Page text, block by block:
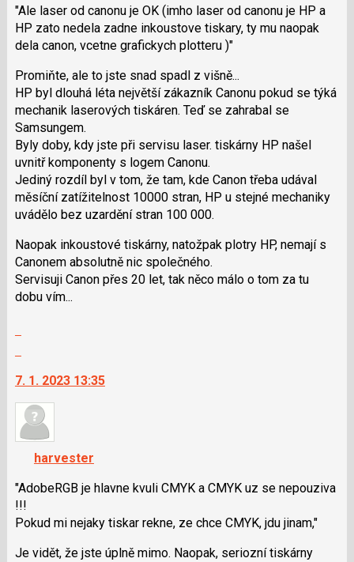
použít
i
klávesy
pro
následující
a
P
pro
předchozí
nový
názor
"Ale laser od canonu je OK (imho laser od canonu je HP a
HP zato nedela zadne inkoustove tiskary, ty mu naopak
dela canon, vcetne grafickych plotteru )"
Promiňte, ale to jste snad spadl z višně...
HP byl dlouhá léta největší zákazník Canonu pokud se týká
mechanik laserových tiskáren. Teď se zahrabal se
Samsungem.
Byly doby, kdy jste při servisu laser. tiskárny HP našel
uvnitř komponenty s logem Canonu.
Jediný rozdíl byl v tom, že tam, kde Canon třeba udával
měsíční zatížitelnost 10000 stran, HP u stejné mechaniky
uvádělo bez uzardění stran 100 000.
Naopak inkoustové tiskárny, natožpak plotry HP, nemají s
Canonem absolutně nic společného.
Servisuji Canon přes 20 let, tak něco málo o tom za tu
dobu vím...
další
nový
názor.
navigaci
lze
použít
klávesy
pro
7. 1. 2023 13:35
harvester
"AdobeRGB je hlavne kvuli CMYK a CMYK uz se nepouziva
!!!
Pokud mi nejaky tiskar rekne, ze chce CMYK, jdu jinam,"
Je vidět, že jste úplně mimo. Naopak, seriozní tiskárny